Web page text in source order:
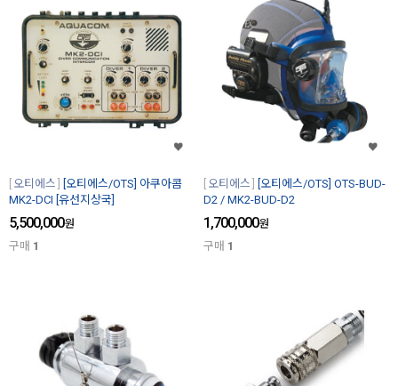
오티에스
[오티에스/OTS] 아쿠아콤
MK2-DCI [유선지상국]
5,500,000원
구매 1
오티에스
[오티에스/OTS] OTS-BUD-
D2 / MK2-BUD-D2
1,700,000원
구매 1